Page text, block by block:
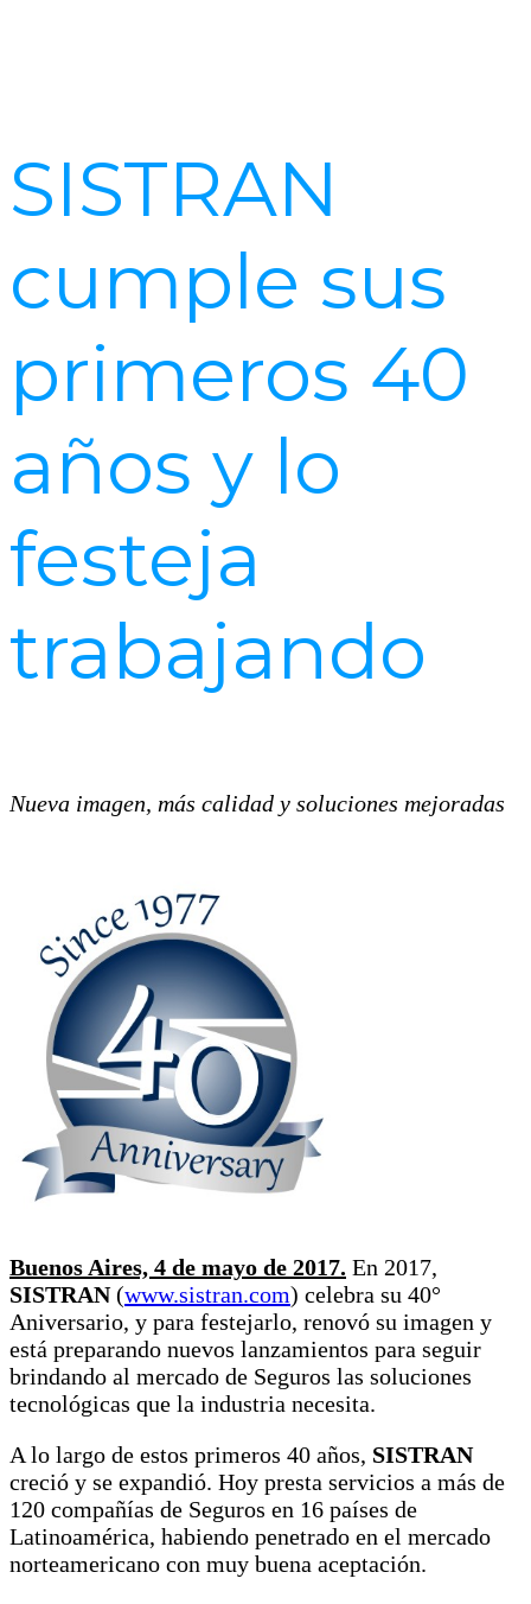
SISTRAN
cumple sus
primeros 40
años y lo
festeja
trabajando
Nueva imagen, más calidad y soluciones mejoradas
Buenos Aires, 4 de mayo de 2017. En 2017,
SISTRAN(www.sistran.com) celebra su 40°
Aniversario, y para festejarlo, renovó su imagen y
está preparando nuevos lanzamientos para seguir
brindando al mercado de Seguros las soluciones
tecnológicas que la industria necesita.
A lo largo de estos primeros 40 años, SISTRAN
creció y se expandió. Hoy presta servicios a más de
120 compañías de Seguros en 16 países de
Latinoamérica, habiendo penetrado en el mercado
norteamericano con muy buena aceptación.